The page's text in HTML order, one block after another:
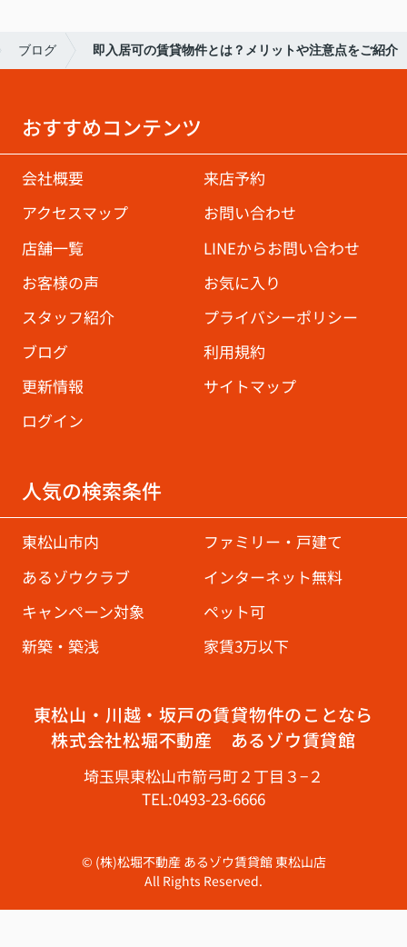
ブログ 即入居可の賃貸物件とは？メリットや注意点をご紹介
おすすめコンテンツ
会社概要
来店予約
アクセスマップ
お問い合わせ
店舗一覧
LINEからお問い合わせ
お客様の声
お気に入り
スタッフ紹介
プライバシーポリシー
ブログ
利用規約
更新情報
サイトマップ
ログイン
人気の検索条件
東松山市内
ファミリー・戸建て
あるゾウクラブ
インターネット無料
キャンペーン対象
ペット可
新築・築浅
家賃3万以下
東松山・川越・坂戸の賃貸物件のことなら
株式会社松堀不動産 あるゾウ賃貸館
埼玉県東松山市箭弓町２丁目３−２
TEL:0493-23-6666
© (株)松堀不動産 あるゾウ賃貸館 東松山店
All Rights Reserved.